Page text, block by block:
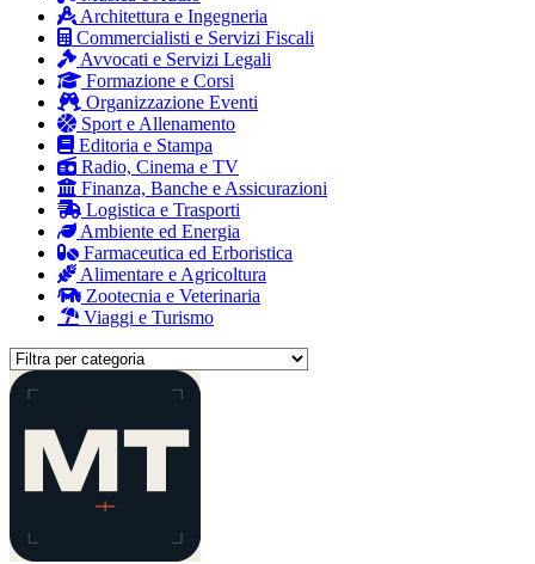
Architettura e Ingegneria
Commercialisti e Servizi Fiscali
Avvocati e Servizi Legali
Formazione e Corsi
Organizzazione Eventi
Sport e Allenamento
Editoria e Stampa
Radio, Cinema e TV
Finanza, Banche e Assicurazioni
Logistica e Trasporti
Ambiente ed Energia
Farmaceutica ed Erboristica
Alimentare e Agricoltura
Zootecnia e Veterinaria
Viaggi e Turismo